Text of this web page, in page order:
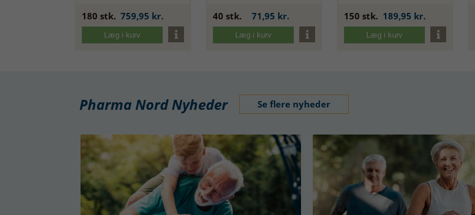
180 stk. 759,95 kr.
Læg i kurv
40 stk. 71,95 kr.
Læg i kurv
150 stk. 189,95 kr.
Læg i kurv
Pharma Nord Nyheder Se flere nyheder